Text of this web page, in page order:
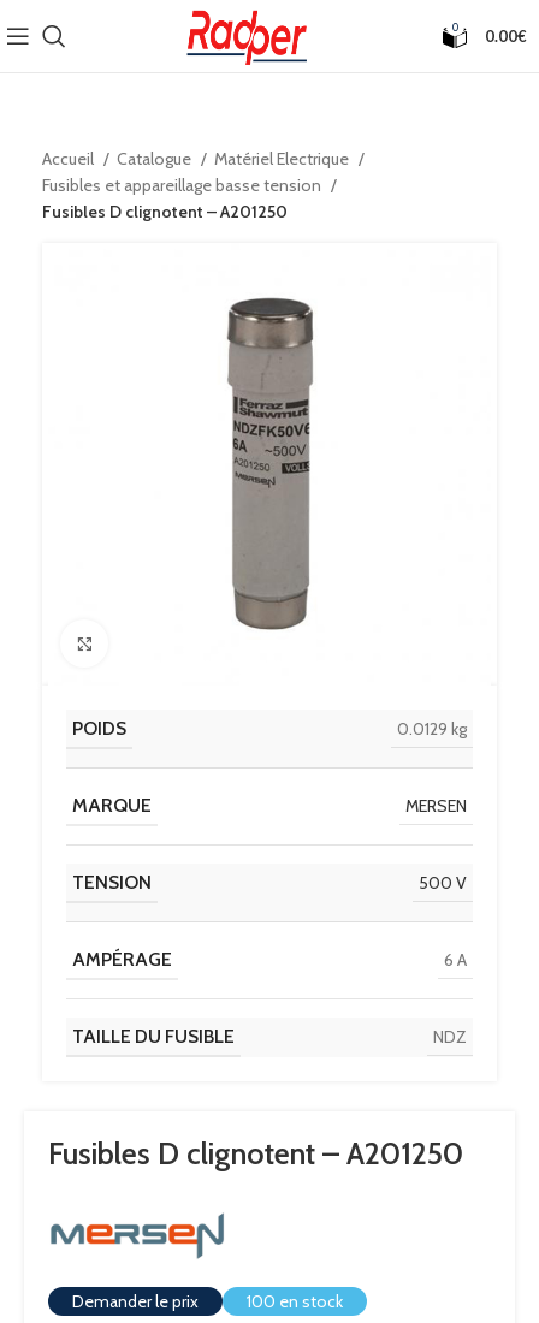
0 0.00€
Accueil Catalogue
Matériel Electrique
Fusibles et appareillage basse tension
Fusibles D clignotent – A201250
POIDS 0.0129 kg
MARQUE MERSEN
TENSION 500 V
AMPÉRAGE 6 A
TAILLE DU FUSIBLE NDZ
Fusibles D clignotent – A201250
Demander le prix
100 en stock